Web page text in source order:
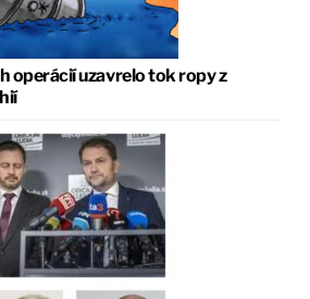
operácií uzavrelo tok ropy z